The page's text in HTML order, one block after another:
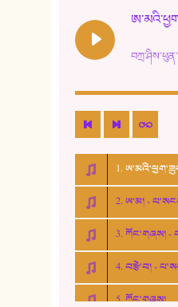
1.
2. ཨ་མ། -
3. ཀོང་གཞས། -
4. བརྩེ་བ། -
5. ཀོང་གཞས།